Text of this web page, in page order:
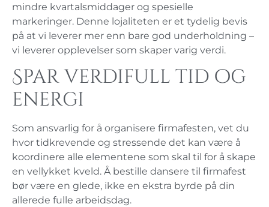
mindre kvartalsmiddager og spesielle
markeringer. Denne lojaliteten er et tydelig bevis
på at vi leverer mer enn bare god underholdning –
vi leverer opplevelser som skaper varig verdi.
Spar verdifull tid og
energi
Som ansvarlig for å organisere firmafesten, vet du
hvor tidkrevende og stressende det kan være å
koordinere alle elementene som skal til for å skape
en vellykket kveld. Å bestille dansere til firmafest
bør være en glede, ikke en ekstra byrde på din
allerede fulle arbeidsdag.